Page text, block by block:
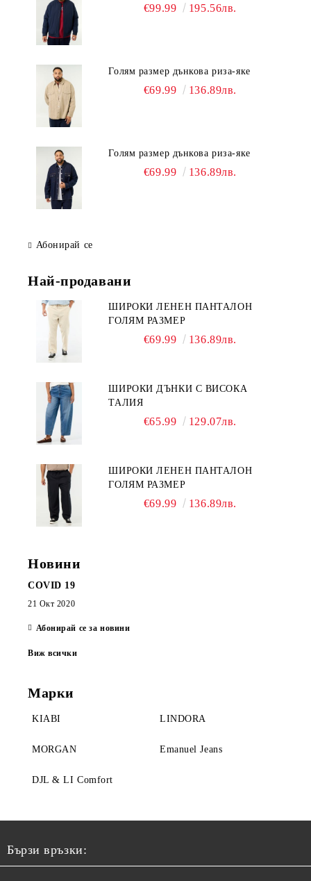
€99.99 195.56лв.
Голям размер дънкова риза-яке
€69.99 136.89лв.
Голям размер дънкова риза-яке
€69.99 136.89лв.
Абонирай се
Най-продавани
ШИРОКИ ЛЕНЕН ПАНТАЛОН
ГОЛЯМ РАЗМЕР
€69.99 136.89лв.
ШИРОКИ ДЪНКИ С ВИСОКА
ТАЛИЯ
€65.99 129.07лв.
ШИРОКИ ЛЕНЕН ПАНТАЛОН
ГОЛЯМ РАЗМЕР
€69.99 136.89лв.
Новини
COVID 19
21 Окт 2020
Абонирай се за новини
Виж всички
Марки
KIABI LINDORA
MORGAN Emanuel Jeans
DJL & LI Comfort
Бързи връзки: